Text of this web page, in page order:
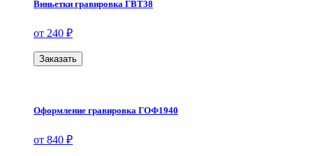
Виньетки гравировка ГВТ38
от 240 ₽
Заказать
Оформление гравировка ГОФ1940
от 840 ₽